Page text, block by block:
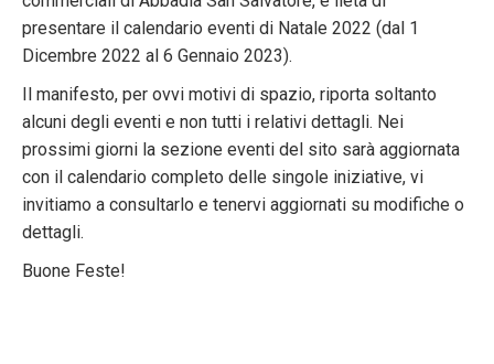
presentare il calendario eventi di Natale 2022 (dal 1
Dicembre 2022 al 6 Gennaio 2023).
Il manifesto, per ovvi motivi di spazio, riporta soltanto
alcuni degli eventi e non tutti i relativi dettagli. Nei
prossimi giorni la sezione eventi del sito sarà aggiornata
con il calendario completo delle singole iniziative, vi
invitiamo a consultarlo e tenervi aggiornati su modifiche o
dettagli.
Buone Feste!